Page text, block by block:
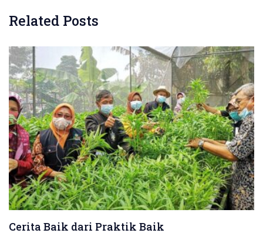
Related Posts
Cerita Baik dari Praktik Baik